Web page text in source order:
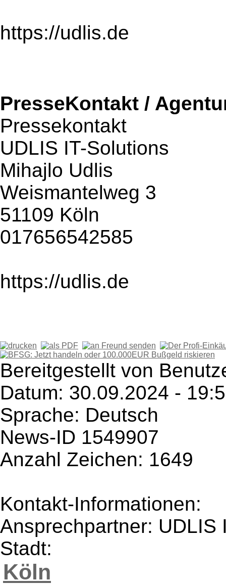
https://udlis.de
PresseKontakt /
Pressekontakt
UDLIS IT-Solutions
Mihajlo Udlis
Weismantelweg 3
51109 Köln
017656542585
https://udlis.de
Bereitgestellt von
Datum: 30.09.2024 -
Sprache: Deutsch
News-ID 1549907
Anzahl Zeichen: 1649
Kontakt-Informationen:
Ansprechpartner: UDLIS
Stadt:
Köln